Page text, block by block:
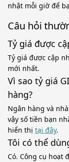
nhật mỗi giờ để
Câu hỏi
Tỷ giá được
Tỷ giá được cập
mới nhất.
Vì sao tỷ giá
hàng?
Ngân hàng và
vậy số tiền bạn
hiển thị tại đây.
Tôi có thể
Có. Công cụ hoạt